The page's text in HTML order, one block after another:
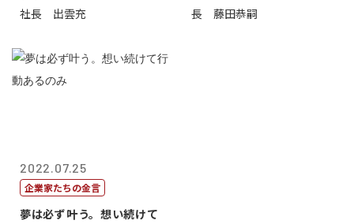
社長 出雲充
長 藤田恭嗣
2022.07.25
企業家たちの金言
夢は必ず叶う。想い続けて